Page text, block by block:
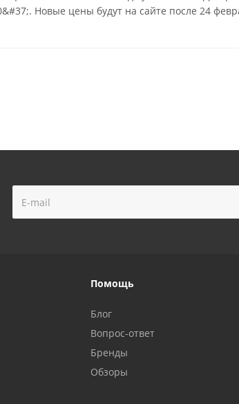
Новые цены будут на сайте после 24
Помощь
Блог
Вопрос-ответ
Бренды
Обзоры